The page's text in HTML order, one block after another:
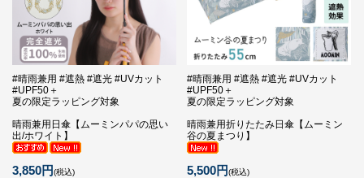
#晴雨兼用 #遮熱 #遮光 #UVカット
#UPF50＋
夏の限定ラッピング対象
晴雨兼用日傘【ムーミンパパの思い
出/ホワイト】
3,850円(税込)
#晴雨兼用 #遮熱 #遮光 #UVカット
#UPF50＋
夏の限定ラッピング対象
晴雨兼用折りたたみ日傘【ムーミン
谷の夏まつり】
5,500円(税込)